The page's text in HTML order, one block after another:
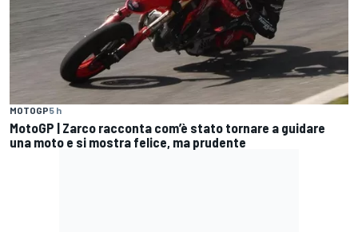
MOTOGP5 h
MotoGP | Zarco racconta com’è stato tornare a guidare
una moto e si mostra felice, ma prudente